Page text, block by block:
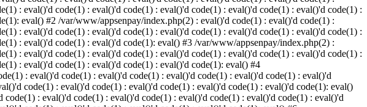
: eval()'d code(1) : eval()'d code(1) : eval()'d code(1) : eval()'d code(1) : eval()'d code(1) :
eval() #2 /var/www/appsenpay/index.php(2) : eval()'d code(1) : eval()'d code(1) :
: eval()'d code(1) : eval()'d code(1) : eval()'d code(1) : eval()'d code(1) : eval()'d code(1) :
: eval()'d code(1) : eval()'d code(1): eval() #3 /var/www/appsenpay/index.php(2) :
: eval()'d code(1) : eval()'d code(1) : eval()'d code(1) : eval()'d code(1) : eval()'d code(1) :
: eval()'d code(1) : eval()'d code(1) : eval()'d code(1): eval() #4
: eval()'d code(1) : eval()'d code(1) : eval()'d code(1) : eval()'d code(1) : eval()'d
code(1) : eval()'d code(1) : eval()'d code(1) : eval()'d code(1) : eval()'d code(1): eval()
: eval()'d code(1) : eval()'d code(1) : eval()'d code(1) : eval()'d code(1) : eval()'d